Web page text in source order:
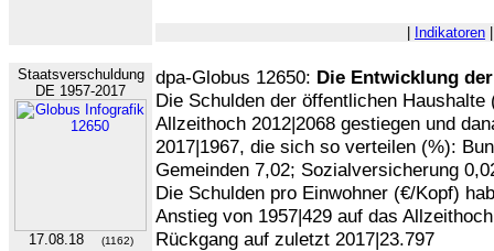
Indikatoren
Staatsverschuldung
DE 1957-2017
17.08.18 (1162)
dpa-Globus 12650: Die Entwicklung
Die Schulden der öffentlichen Haushalte
Allzeithoch 2012|2068 gestiegen und
2017|1967, die sich so verteilen (%):
Gemeinden 7,02; Sozialversicherung
Die Schulden pro Einwohner (€/Kopf)
Anstieg von 1957|429 auf das
Rückgang auf zuletzt 2017|23.797